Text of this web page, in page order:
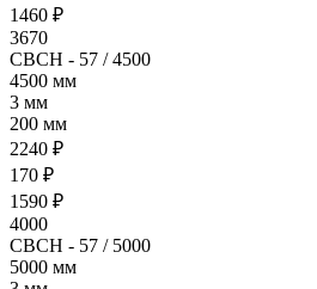
1460 ₽
3670
СВСН - 57 / 4500
4500 мм
3 мм
200 мм
2240 ₽
170 ₽
1590 ₽
4000
СВСН - 57 / 5000
5000 мм